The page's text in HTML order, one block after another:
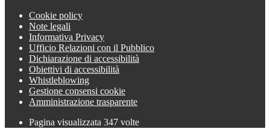
Cookie policy
Note legali
Informativa Privacy
Ufficio Relazioni con il Pubblico
Dichiarazione di accessibilità
Obiettivi di accessibilità
Whistleblowing
Gestione consensi cookie
Amministrazione trasparente
Pagina visualizzata 347 volte